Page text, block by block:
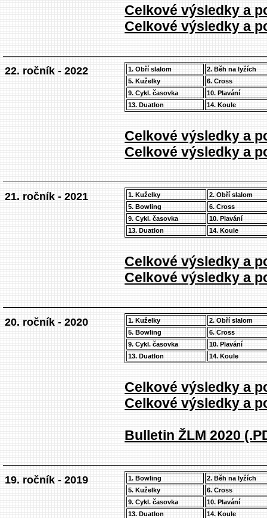
Celkové výsledky a
Celkové výsledky a
22. ročník - 2022 1. Obří slalom
2. Běh na lyžích
5. Kuželky
6. Cross
9. Cykl. časovka
10. Plavání
13. Duatlon
14. Koule
Celkové výsledky a
Celkové výsledky a
21. ročník - 2021 1. Kuželky
2. Obří slalom
5. Bowling
6. Cross
9. Cykl. časovka
10. Plavání
13. Duatlon
14. Koule
Celkové výsledky a
Celkové výsledky a
20. ročník - 2020 1. Kuželky
2. Obří slalom
5. Bowling
6. Cross
9. Cykl. časovka
10. Plavání
13. Duatlon
14. Koule
Celkové výsledky a
Celkové výsledky a
Bulletin ŽLM 2020
19. ročník - 2019 1. Bowling
2. Běh na lyžích
5. Kuželky
6. Cross
9. Cykl. časovka
10. Plavání
13. Duatlon
14. Koule